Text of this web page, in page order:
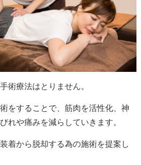
術療法はとりません。
をすることで、筋肉を活性化、神
れや痛みを減らしていきます。
着から脱却する為の施術を提案し